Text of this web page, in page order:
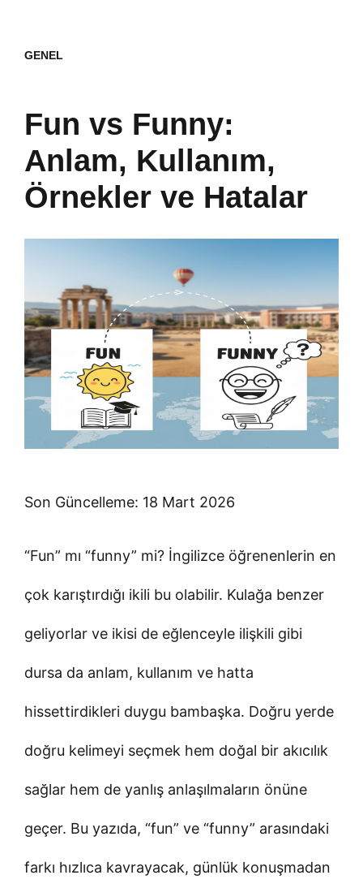
GENEL
Fun vs Funny:
Anlam, Kullanım,
Örnekler ve Hatalar
Son Güncelleme: 18 Mart 2026
“Fun” mı “funny” mi? İngilizce öğrenenlerin en
çok karıştırdığı ikili bu olabilir. Kulağa benzer
geliyorlar ve ikisi de eğlenceyle ilişkili gibi
dursa da anlam, kullanım ve hatta
hissettirdikleri duygu bambaşka. Doğru yerde
doğru kelimeyi seçmek hem doğal bir akıcılık
sağlar hem de yanlış anlaşılmaların önüne
geçer. Bu yazıda, “fun” ve “funny” arasındaki
farkı hızlıca kavrayacak, günlük konuşmadan